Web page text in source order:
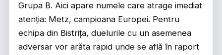
Grupa B. Aici apare numele care atrage imediat
atenția: Metz, campioana Europei. Pentru
echipa din Bistrița, duelurile cu un asemenea
adversar vor arăta rapid unde se află în raport